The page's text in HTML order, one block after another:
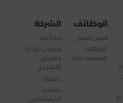
الشركة
نبذة عنا
مجلس الإدارة
والفريق
التنفيذي
شركاؤنا
علاقات
المستثمرين
الوظائف
فرص العمل
الوظائف
المتوفرة حاليا